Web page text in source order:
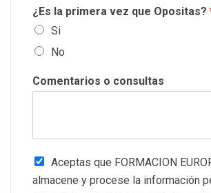
¿Es la primera vez que Opositas?
Si
No
Comentarios o consultas
Aceptas que FORMACION
almacene y procese la información